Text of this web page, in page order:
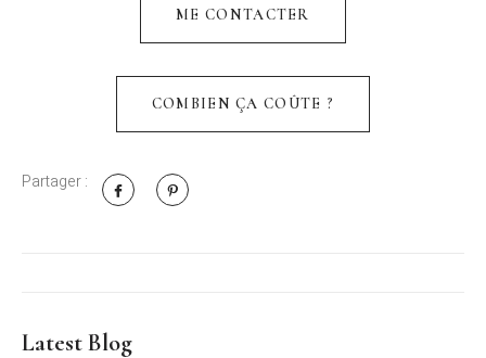
ME CONTACTER
COMBIEN ÇA COÛTE ?
Partager :
Latest Blog